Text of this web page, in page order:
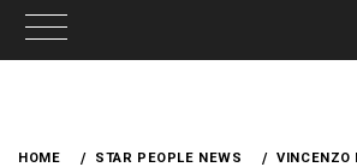
HOME STAR PEOPLE NEWS VINCENZO